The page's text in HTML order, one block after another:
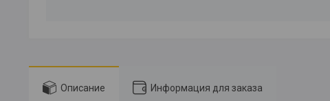
Описание Информация для заказа